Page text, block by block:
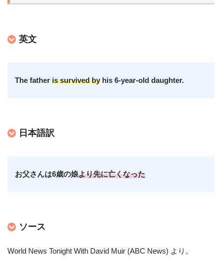
英文
The fatheris survived by his 6-year-old daughter.
日本語訳
お父さんは6歳の娘より先に亡くなった
ソース
World News Tonight With David Muir (ABC News) より 。